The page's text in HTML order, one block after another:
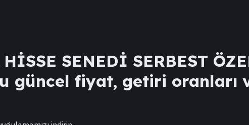
HİSSE SENEDİ SERBEST
güncel fiyat, getiri oranları